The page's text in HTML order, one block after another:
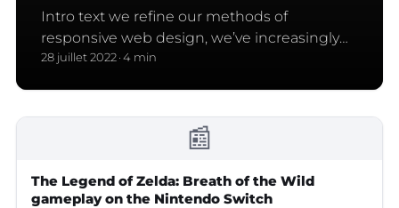
Intro text we refine our methods of
responsive web design, we’ve increasingly
focused on measure and its relationship to
28 juillet 2022 4 min
📰
The Legend of Zelda: Breath of the Wild
gameplay on the Nintendo Switch